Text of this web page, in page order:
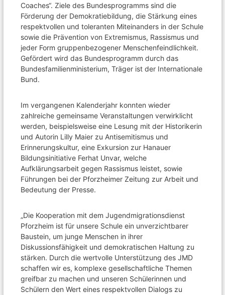
Coaches“. Ziele des Bundesprogramms sind die
Förderung der Demokratiebildung, die Stärkung eines
respektvollen und toleranten Miteinanders in der Schule
sowie die Prävention von Extremismus, Rassismus und
jeder Form gruppenbezogener Menschenfeindlichkeit.
Gefördert wird das Bundesprogramm durch das
Bundesfamilienministerium, Träger ist der Internationale
Bund.
Im vergangenen Kalenderjahr konnten wieder
zahlreiche gemeinsame Veranstaltungen verwirklicht
werden, beispielsweise eine Lesung mit der Historikerin
und Autorin Lilly Maier zu Antisemitismus und
Erinnerungskultur, eine Exkursion zur Hanauer
Bildungsinitiative Ferhat Unvar, welche
Aufklärungsarbeit gegen Rassismus leistet, sowie
Führungen bei der Pforzheimer Zeitung zur Arbeit und
Bedeutung der Presse.
„Die Kooperation mit dem Jugendmigrationsdienst
Pforzheim ist für unsere Schule ein unverzichtbarer
Baustein, um junge Menschen in ihrer
Diskussionsfähigkeit und demokratischen Haltung zu
stärken. Durch die wertvolle Unterstützung des JMD
schaffen wir es, komplexe gesellschaftliche Themen
greifbar zu machen und unseren Schülerinnen und
Schülern den Wert eines respektvollen Dialogs zu